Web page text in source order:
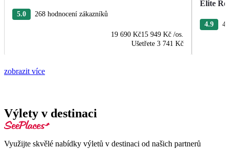
5.0 268 hodnocení zákazníků
19 690 Kč15 949 Kč /os.
Ušetřete 3 741 Kč
Elite
4.9
zobrazit více
Výlety v destinaci
Využijte skvělé nabídky výletů v destinaci od našich partnerů